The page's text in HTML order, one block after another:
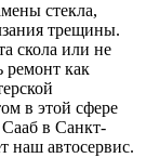
стекла,
трещины.
скола или не
ремонт как
в этой сфере
Сааб в Санкт-
наш автосервис.